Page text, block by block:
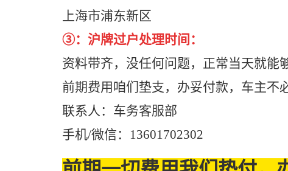
上海市浦东新区
③：沪牌过户处理时间：
资料带齐，没任何问题，正常当天就能
前期费用咱们垫支，办妥付款，车主不
联系人：车务客服部
手机/微信：13601702302